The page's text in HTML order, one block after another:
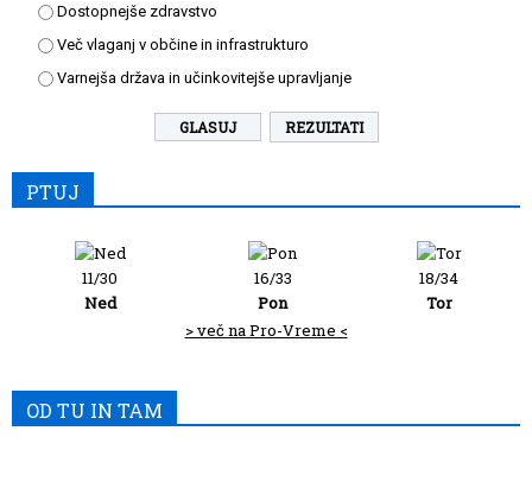
Dostopnejše zdravstvo
Več vlaganj v občine in infrastrukturo
Varnejša država in učinkovitejše upravljanje
REZULTATI
PTUJ
11/30
Ned
16/33
Pon
18/34
Tor
> več na Pro-Vreme <
OD TU IN TAM